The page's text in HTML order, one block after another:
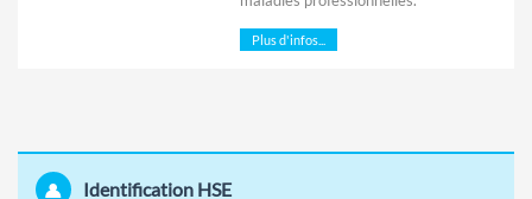
Plus d'infos...
Identification HSE